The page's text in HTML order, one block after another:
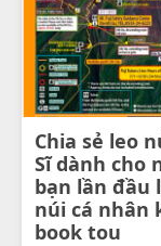
Chia sẻ leo
Sĩ dành cho
bạn lần đầu
núi cá nhân
book tou